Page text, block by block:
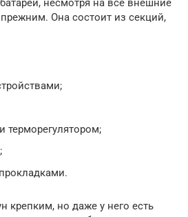
несмотря на все внешние
Она состоит из секций,
терморегулятором;
крепким, но даже у него есть